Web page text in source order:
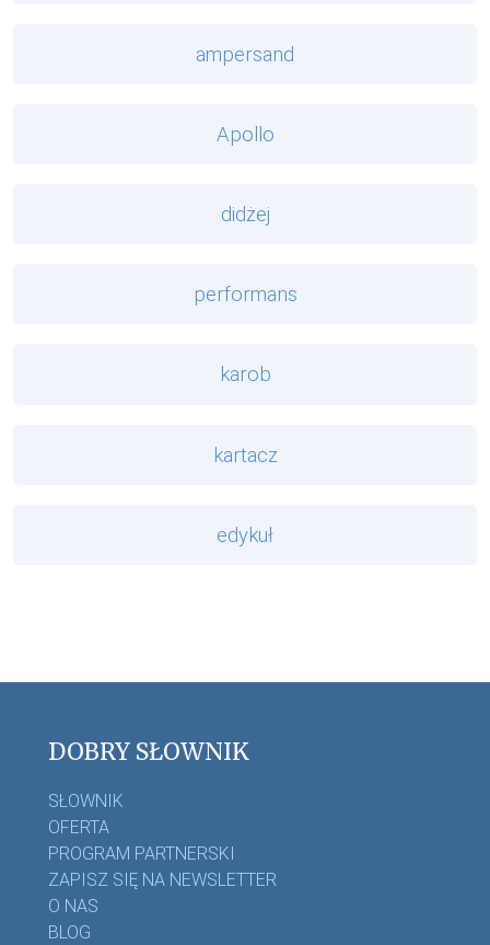
ampersand
Apollo
didżej
performans
karob
kartacz
edykuł
DOBRY SŁOWNIK
SŁOWNIK
OFERTA
PROGRAM PARTNERSKI
ZAPISZ SIĘ NA NEWSLETTER
O NAS
BLOG